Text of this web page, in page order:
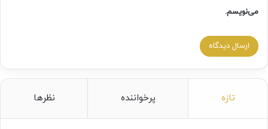
می‌نویسم.
تازه پرخواننده نظرها